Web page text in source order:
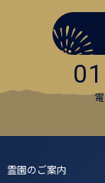
霊園のご案内